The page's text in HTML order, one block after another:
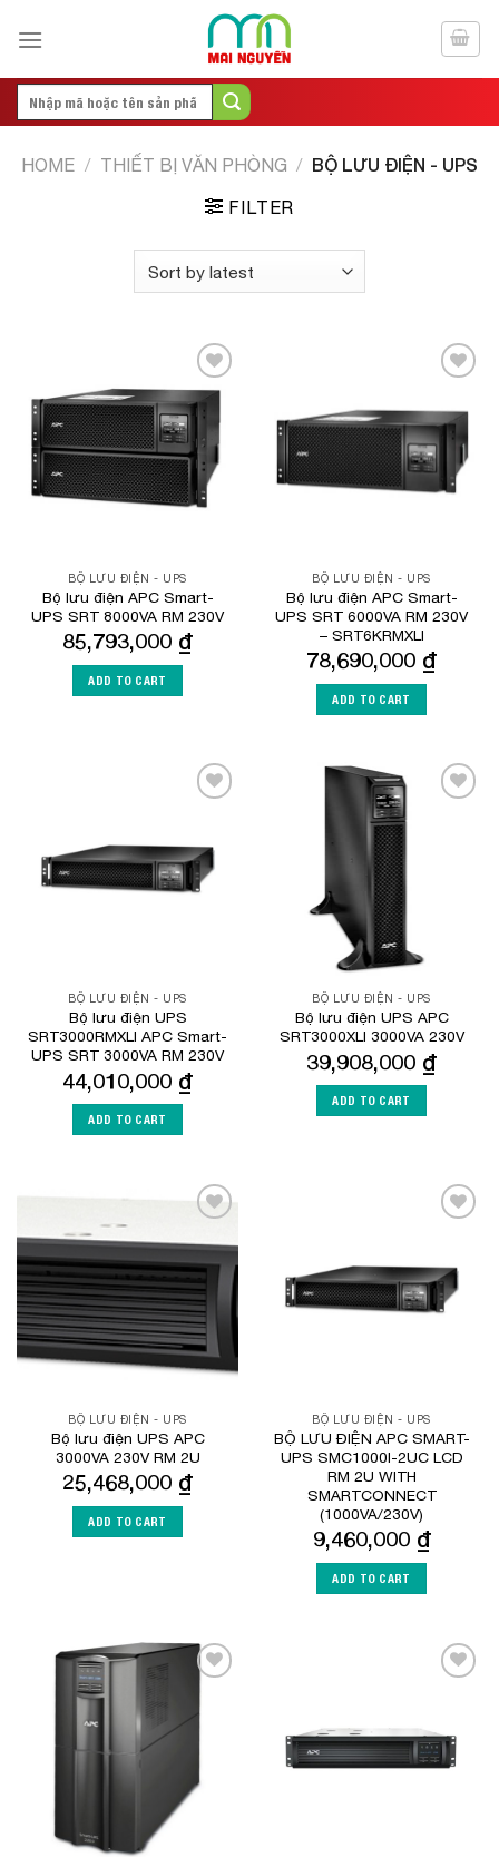
Search
HOME / THIẾT BỊ VĂN PHÒNG / BỘ LƯU ĐIỆN - UPS
FILTER
Add to
Wishlist
BỘ LƯU ĐIỆN - UPS
Bộ lưu điện APC Smart-
UPS SRT 8000VA RM 230V
85,793,000 ₫
ADD TO CART
Wishlist
BỘ LƯU ĐIỆN - UPS
Bộ lưu điện APC Smart-
UPS SRT 6000VA RM 230V
– SRT6KRMXLI
78,690,000 ₫
ADD TO CART
BỘ LƯU ĐIỆN - UPS
Bộ lưu điện UPS
SRT3000RMXLI APC Smart-
UPS SRT 3000VA RM 230V
44,010,000 ₫
ADD TO CART
BỘ LƯU ĐIỆN - UPS
Bộ lưu điện UPS APC
SRT3000XLI 3000VA 230V
39,908,000 ₫
ADD TO CART
Wishlist
BỘ LƯU ĐIỆN - UPS
Bộ lưu điện UPS APC
3000VA 230V RM 2U
25,468,000 ₫
ADD TO CART
BỘ LƯU ĐIỆN - UPS
BỘ LƯU ĐIỆN APC SMART-
UPS SMC1000I-2UC LCD
RM 2U WITH
SMARTCONNECT
(1000VA/230V)
9,460,000 ₫
ADD TO CART
Wishlist